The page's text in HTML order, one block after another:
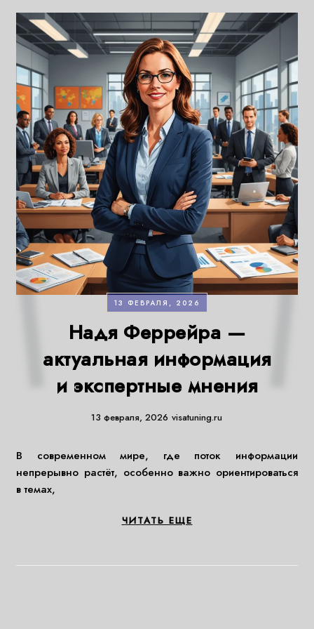
13 ФЕВРАЛЯ, 2026
Надя Феррейра —
актуальная информация
и экспертные мнения
13 февраля, 2026 visatuning.ru
В современном мире, где поток информации
непрерывно растёт, особенно важно ориентироваться
в темах,
ЧИТАТЬ ЕЩЕ